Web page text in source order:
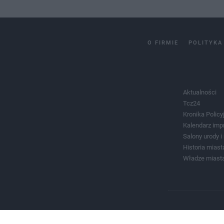
O FIRMIE POLITYKA
Aktualności
Tcz24
Kronika
Kalendarz
Salony urody i
Historia
Władze